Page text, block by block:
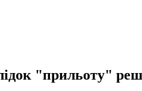
"прильоту"